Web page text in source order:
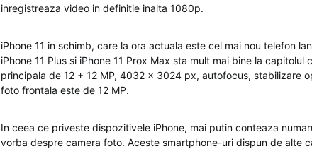
inregistreaza video in definitie inalta 1080p.
iPhone 11 in schimb, care la ora actuala este cel mai nou telefon
iPhone 11 Plus si iPhone 11 Prox Max sta mult mai bine la
principala de 12 + 12 MP, 4032 x 3024 px, autofocus, stabilizare
foto frontala este de 12 MP.
In ceea ce priveste dispozitivele iPhone, mai putin conteaza
vorba despre camera foto. Aceste smartphone-uri dispun de alte